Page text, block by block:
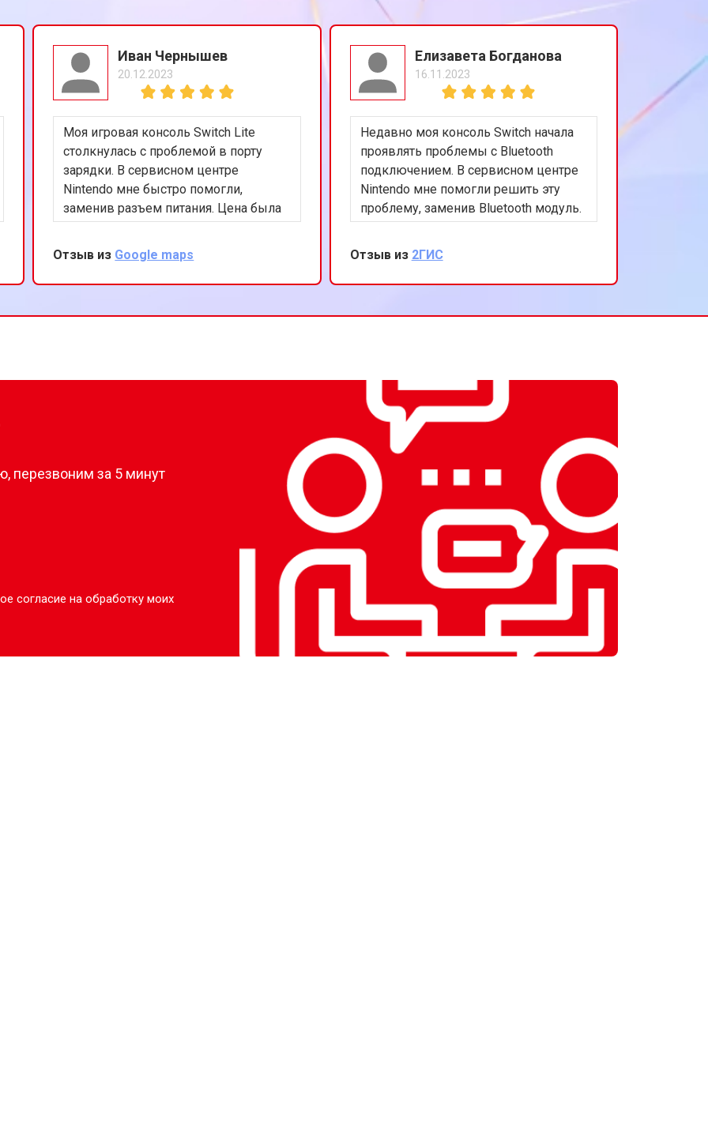
от 40 мин от 1100 ₽ Заказать
от 60 мин от 750 ₽ Заказать
Иван Чернышев
20.12.2023
Моя игровая консоль Switch Lite
столкнулась с проблемой в порту
зарядки. В сервисном центре
Nintendo мне быстро помогли,
заменив разъем питания. Цена была
вполне разумной, а обслуживание на
высшем уровне. Рекомендую этот
сервис всем владельцам Nintendo.
Отзыв из Google maps
Елизавета Богданова
16.11.2023
Недавно моя консоль Switch начала
проявлять проблемы с Bluetooth
подключением. В сервисном центре
Nintendo мне помогли решить эту
проблему, заменив Bluetooth модуль.
Осталась очень довольна быстрым и
качественным сервисом. Спасибо за
вашу работу!
Отзыв из 2ГИС
перезвоним за 5 минут
согласие на обработку моих